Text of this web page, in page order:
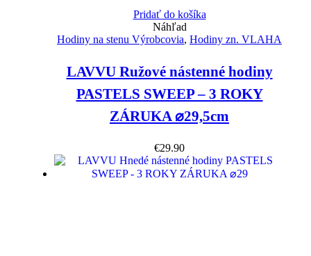
Pridať do košíka
Náhľad
Hodiny na stenu Výrobcovia, Hodiny zn. VLAHA
LAVVU Ružové nástenné hodiny
PASTELS SWEEP – 3 ROKY
ZÁRUKA ⌀29,5cm
€29.90